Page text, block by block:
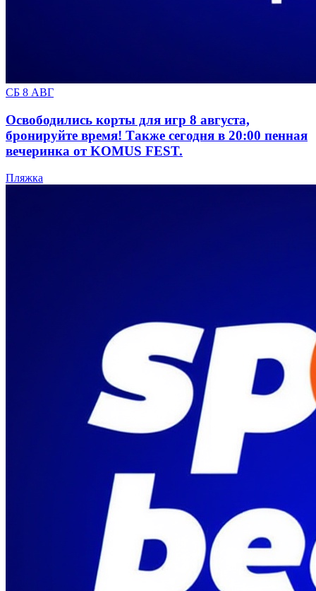
СБ 8 АВГ
Освободились корты для игр 8 августа,
бронируйте время! Также сегодня в 20:00 пенная
вечеринка от KOMUS FEST.
Пляжка